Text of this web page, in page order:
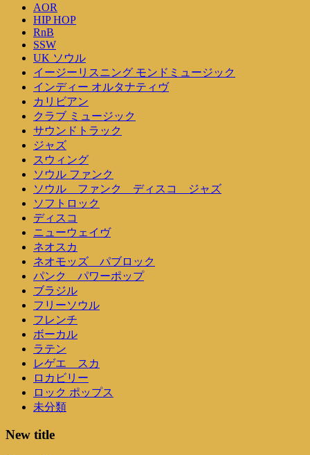
AOR
HIP HOP
RnB
SSW
UK ソウル
イージーリスニング モンドミュージック
インディー オルタナティヴ
カリビアン
クラブ ミュージック
サウンドトラック
ジャズ
スウィング
ソウル ファンク
ソウル ファンク ディスコ ジャズ
ソフトロック
ディスコ
ニューウェイヴ
ネオスカ
ネオモッズ パブロック
パンク パワーポップ
ブラジル
フリーソウル
フレンチ
ボーカル
ラテン
レゲエ スカ
ロカビリー
ロック ポップス
未分類
New title